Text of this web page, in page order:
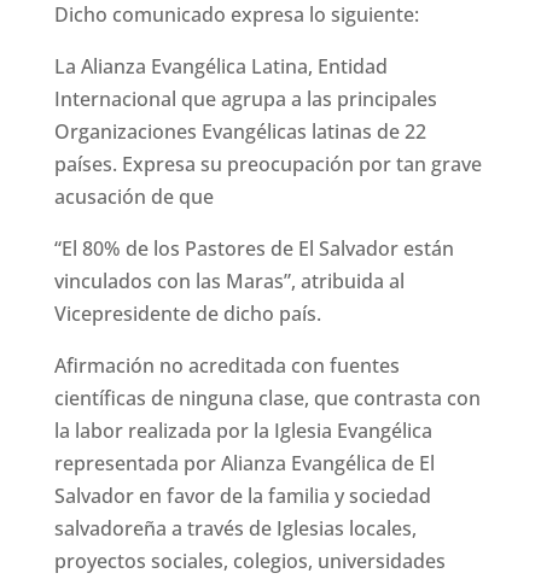
Dicho comunicado expresa lo siguiente:
La Alianza Evangélica Latina, Entidad
Internacional que agrupa a las principales
Organizaciones Evangélicas latinas de 22
países. Expresa su preocupación por tan grave
acusación de que
“El 80% de los Pastores de El Salvador están
vinculados con las Maras”, atribuida al
Vicepresidente de dicho país.
Afirmación no acreditada con fuentes
científicas de ninguna clase, que contrasta con
la labor realizada por la Iglesia Evangélica
representada por Alianza Evangélica de El
Salvador en favor de la familia y sociedad
salvadoreña a través de Iglesias locales,
proyectos sociales, colegios, universidades